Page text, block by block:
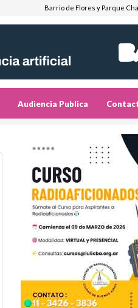
Barrio de Flores y Parque
Audiencia Publica